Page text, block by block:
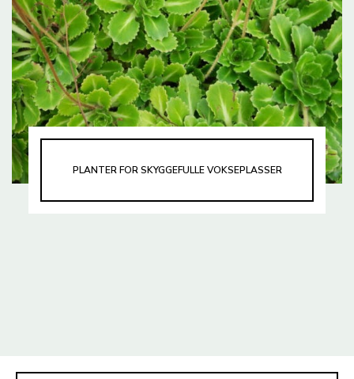
PLANTER FOR SKYGGEFULLE VOKSEPLASSER